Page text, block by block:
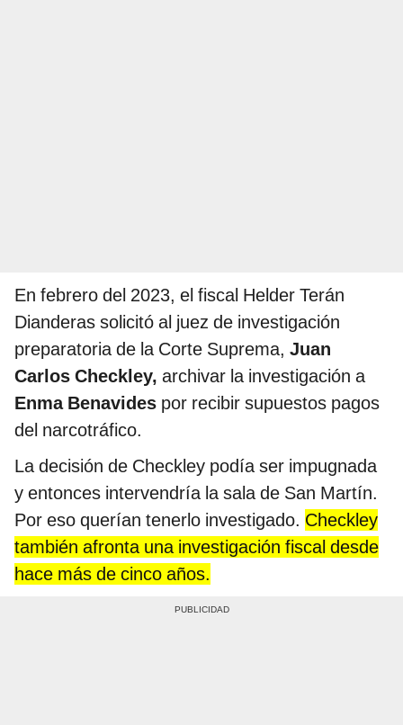
En febrero del 2023, el fiscal Helder Terán
Dianderas solicitó al juez de investigación
preparatoria de la Corte Suprema, Juan
Carlos Checkley, archivar la investigación a
Enma Benavides por recibir supuestos pagos
del narcotráfico.
La decisión de Checkley podía ser impugnada
y entonces intervendría la sala de San Martín.
Por eso querían tenerlo investigado. Checkley
también afronta una investigación fiscal desde
hace más de cinco años.